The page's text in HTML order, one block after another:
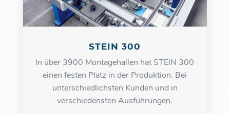
STEIN 300
In über 3900 Montagehallen hat STEIN 300
einen festen Platz in der Produktion. Bei
unterschiedlichsten Kunden und in
verschiedensten Ausführungen.